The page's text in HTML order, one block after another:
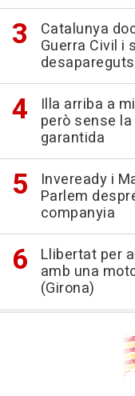
Catalunya
Guerra Civil i
Illa arriba a
però sense
garantida
Inveready i
Parlem
companyia
Llibertat per
amb una
(Girona)